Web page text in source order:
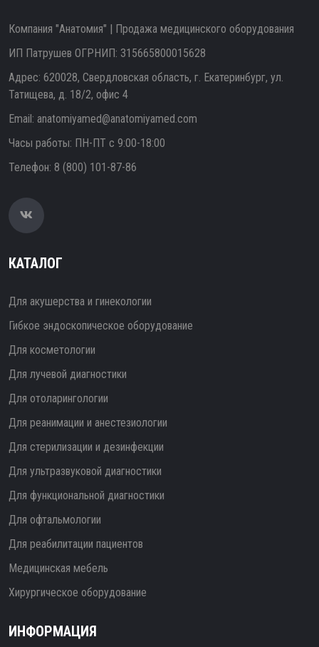
Компания "Анатомия" | Продажа медицинского оборудования
ИП Патрушев ОГРНИП: 315665800015628
Адрес: 620028, Свердловская область, г. Екатеринбург, ул.
Татищева, д. 18/2, офис 4
Email: anatomiyamed@anatomiyamed.com
Часы работы: ПН-ПТ с 9:00-18:00
Телефон: 8 (800) 101-87-86
КАТАЛОГ
Для акушерства и гинекологии
Гибкое эндоскопическое оборудование
Для косметологии
Для лучевой диагностики
Для отоларингологии
Для реанимации и анестезиологии
Для стерилизации и дезинфекции
Для ультразвуковой диагностики
Для функциональной диагностики
Для офтальмологии
Для реабилитации пациентов
Медицинская мебель
Хирургическое оборудование
ИНФОРМАЦИЯ